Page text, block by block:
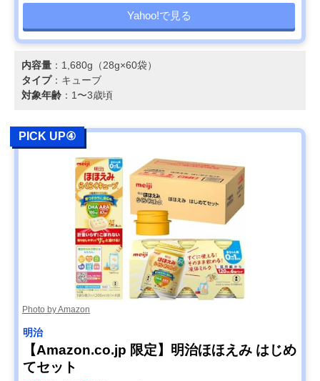
Yahoo!で見る
内容量 ：1,680g（28g×60袋）
タイプ：キューブ
対象年齢 ：1〜3歳頃
PICK UP④
Photo by Amazon
明治
【Amazon.co.jp 限定】明治ほほえみ はじめ
てセット